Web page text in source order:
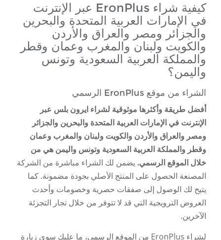
كيفية شراء EronPlus عبر الإنترنت
في الإمارات العربية المتحدة والبحرين
والجزائر ومصر والعراق والأردن
والكويت ولبنان والمغرب وعمان وقطر
والمملكة العربية السعودية وتونس
واليمن؟
الشراء من موقع EronPlus الرسمي
أفضل طريقة وأكثرها موثوقية لشراء ايرون بلس عبر
الإنترنت في الإمارات العربية المتحدة والبحرين والجزائر
ومصر والعراق والأردن والكويت ولبنان والمغرب وعمان
وقطر والمملكة العربية السعودية وتونس واليمن هي من
خلال الموقع الرسمي. يضمن لك الشراء مباشرة من الشركة
المصنعة الحصول على المنتج الأصلي بجودة مضمونة. كما
يتيح لك الوصول إلى صفقات حصرية وخصومات وأحدث
العروض الترويجية التي قد لا تتوفر من خلال تجار التجزئة
الآخرين.
لشراء EronPlus من الموقع الرسمي، ما عليك سوى زيارة